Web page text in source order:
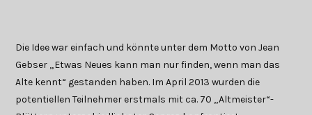
Die Idee war einfach und könnte unter dem Motto von Jean
Gebser „Etwas Neues kann man nur finden, wenn man das
Alte kennt“ gestanden haben. Im April 2013 wurden die
potentiellen Teilnehmer erstmals mit ca. 70 „Altmeister“-